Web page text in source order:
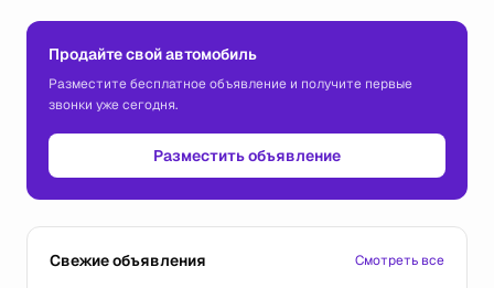
Продайте свой автомобиль
Разместите бесплатное объявление и получите первые
звонки уже сегодня.
Разместить объявление
Свежие объявления Смотреть все